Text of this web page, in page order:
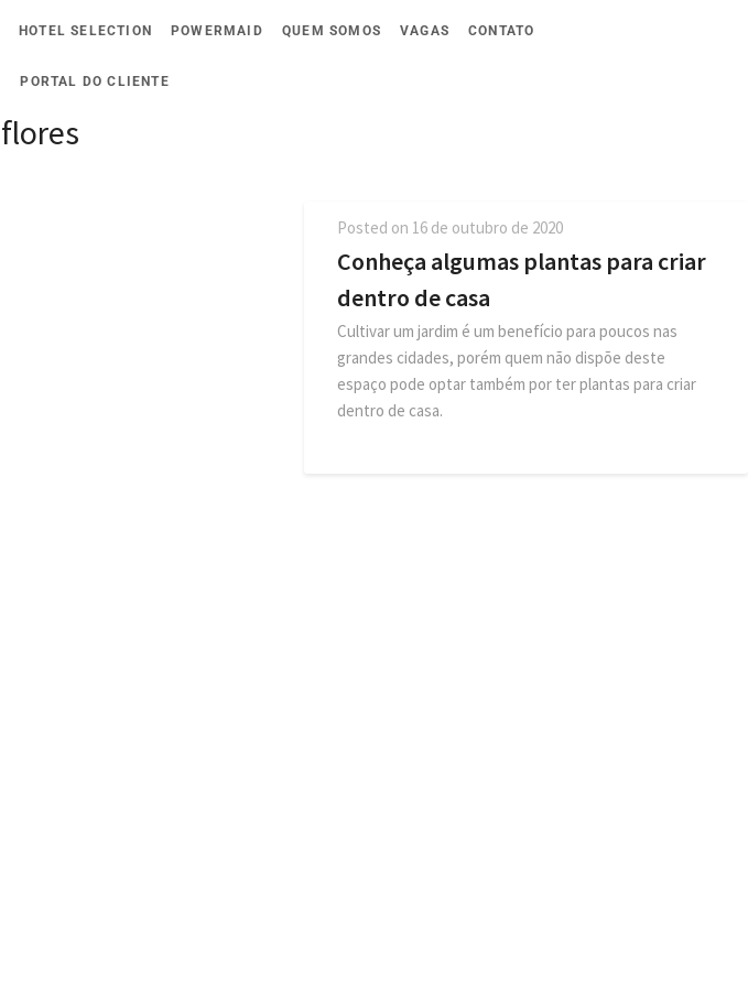
HOTEL SELECTION POWERMAID QUEM SOMOS VAGAS CONTATO
PORTAL DO CLIENTE
flores
Posted on 16 de outubro de 2020
Conheça algumas plantas para criar
dentro de casa
Cultivar um jardim é um benefício para poucos nas
grandes cidades, porém quem não dispõe deste
espaço pode optar também por ter plantas para criar
dentro de casa.